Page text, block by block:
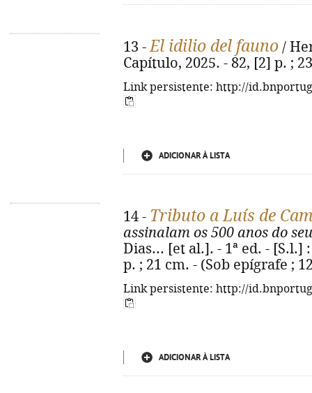
13 -El idilio del fauno /
Capítulo, 2025. - 82, [2] p. ;
Link persistente: http://
ADICIONAR À LISTA
14 - Tributo a Luís de
assinalam os 500 anos do
Dias... [et al.]. - 1ª ed. - [S.l.]
p. ; 21 cm. - (Sob epígrafe ;
Link persistente: http://
ADICIONAR À LISTA